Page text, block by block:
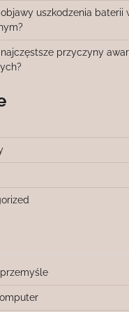
uszkodzenia baterii
przyczyny